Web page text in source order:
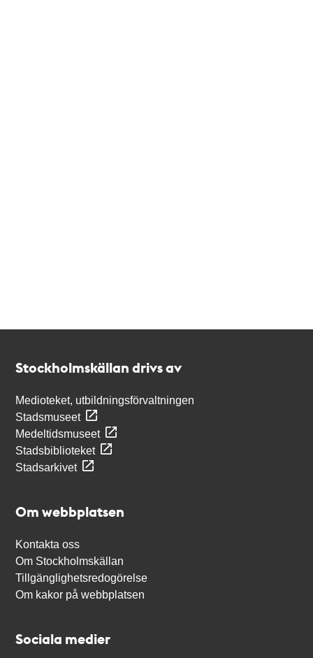
Stockholmskällan drivs av
Medioteket, utbildningsförvaltningen
Stadsmuseet
Medeltidsmuseet
Stadsbiblioteket
Stadsarkivet
Om webbplatsen
Kontakta oss
Om Stockholmskällan
Tillgänglighetsredogörelse
Om kakor på webbplatsen
Sociala medier